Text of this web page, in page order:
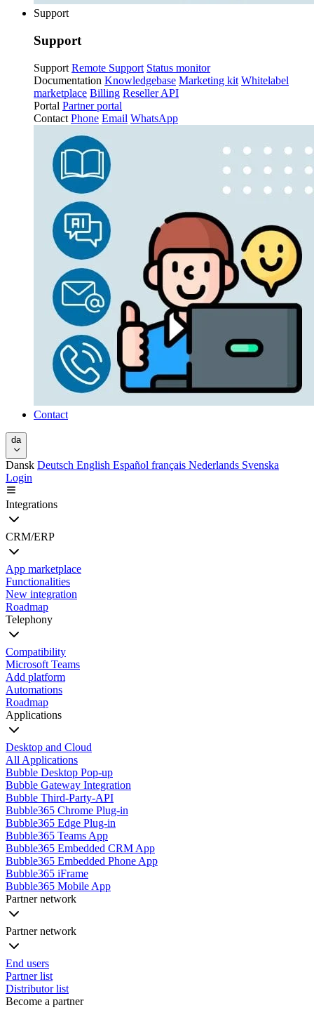
Support
Support
Support Remote Support Status monitor
Documentation Knowledgebase Marketing kit Whitelabel
marketplace Billing Reseller API
Portal Partner portal
Contact Phone Email WhatsApp
Contact
da
Dansk Deutsch English Español français Nederlands Svenska
Login
Integrations
CRM/ERP
App marketplace
Functionalities
New integration
Roadmap
Telephony
Compatibility
Microsoft Teams
Add platform
Automations
Roadmap
Applications
Desktop and Cloud
All Applications
Bubble Desktop Pop-up
Bubble Gateway Integration
Bubble Third-Party-API
Bubble365 Chrome Plug-in
Bubble365 Edge Plug-in
Bubble365 Teams App
Bubble365 Embedded CRM App
Bubble365 Embedded Phone App
Bubble365 iFrame
Bubble365 Mobile App
Partner network
Partner network
End users
Partner list
Distributor list
Become a partner